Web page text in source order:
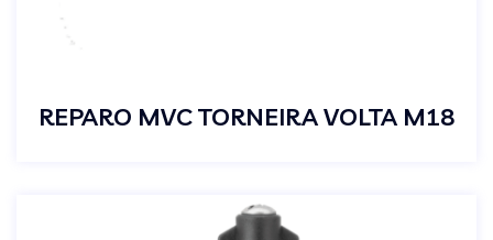
REPARO MVC TORNEIRA VOLTA M18